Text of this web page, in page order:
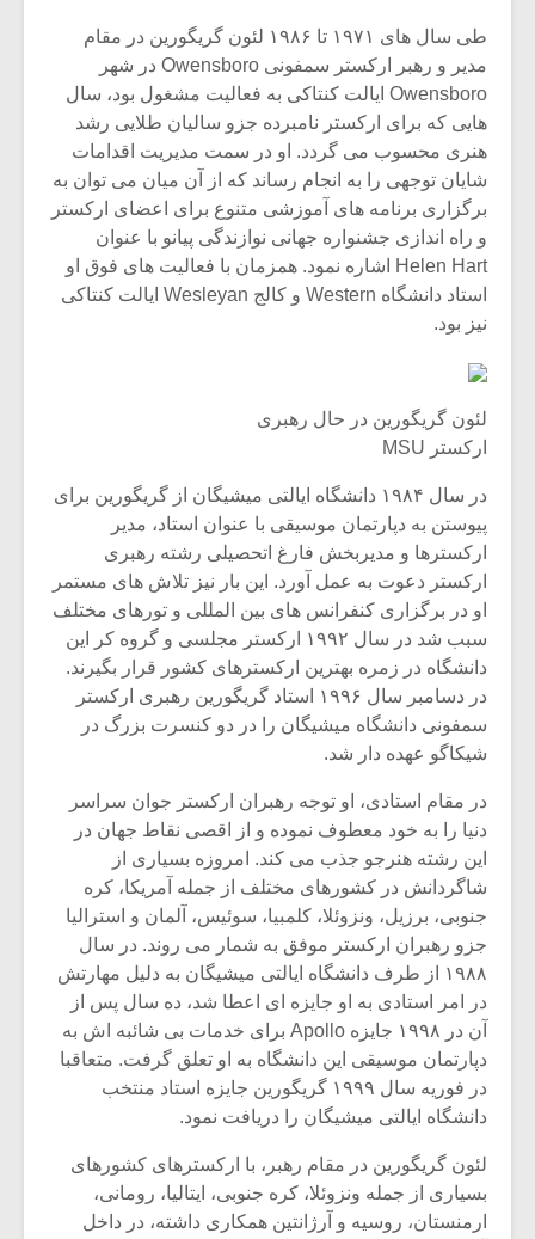
طی سال های ۱۹۷۱ تا ۱۹۸۶ لئون گریگورین در مقام
مدیر و رهبر ارکستر سمفونی Owensboro در شهر
Owensboro ایالت کنتاکی به فعالیت مشغول بود، سال
هایی که برای ارکستر نامبرده جزو سالیان طلایی رشد
هنری محسوب می گردد. او در سمت مدیریت اقدامات
شایان توجهی را به انجام رساند که از آن میان می توان به
برگزاری برنامه های آموزشی متنوع برای اعضای ارکستر
و راه اندازی جشنواره جهانی نوازندگی پیانو با عنوان
Helen Hart اشاره نمود. همزمان با فعالیت های فوق او
استاد دانشگاه Western و کالج Wesleyan ایالت کنتاکی
نیز بود.
لئون گریگورین در حال رهبری
ارکستر MSU
در سال ۱۹۸۴ دانشگاه ایالتی میشیگان از گریگورین برای
پیوستن به دپارتمان موسیقی با عنوان استاد، مدیر
ارکسترها و مدیربخش فارغ اتحصیلی رشته رهبری
ارکستر دعوت به عمل آورد. این بار نیز تلاش های مستمر
او در برگزاری کنفرانس های بین المللی و تورهای مختلف
سبب شد در سال ۱۹۹۲ ارکستر مجلسی و گروه کر این
دانشگاه در زمره بهترین ارکسترهای کشور قرار بگیرند.
در دسامبر سال ۱۹۹۶ استاد گریگورین رهبری ارکستر
سمفونی دانشگاه میشیگان را در دو کنسرت بزرگ در
شیکاگو عهده دار شد.
در مقام استادی، او توجه رهبران ارکستر جوان سراسر
دنیا را به خود معطوف نموده و از اقصی نقاط جهان در
این رشته هنرجو جذب می کند. امروزه بسیاری از
شاگردانش در کشورهای مختلف از جمله آمریکا، کره
جنوبی، برزیل، ونزوئلا، کلمبیا، سوئیس، آلمان و استرالیا
جزو رهبران ارکستر موفق به شمار می روند. در سال
۱۹۸۸ از طرف دانشگاه ایالتی میشیگان به دلیل مهارتش
در امر استادی به او جایزه ای اعطا شد، ده سال پس از
آن در ۱۹۹۸ جایزه Apollo برای خدمات بی شائبه اش به
دپارتمان موسیقی این دانشگاه به او تعلق گرفت. متعاقبا
در فوریه سال ۱۹۹۹ گریگورین جایزه استاد منتخب
دانشگاه ایالتی میشیگان را دریافت نمود.
لئون گریگورین در مقام رهبر، با ارکسترهای کشورهای
بسیاری از جمله ونزوئلا، کره جنوبی، ایتالیا، رومانی،
ارمنستان، روسیه و آرژانتین همکاری داشته، در داخل